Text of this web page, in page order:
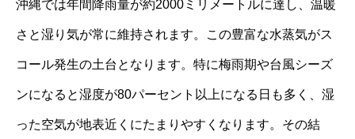
沖縄では年間降雨量が約2000ミリメートルに達し、温暖
さと湿り気が常に維持されます。この豊富な水蒸気がス
コール発生の土台となります。特に梅雨期や台風シーズ
ンになると湿度が80パーセント以上になる日も多く、湿
った空気が地表近くにたまりやすくなります。その結